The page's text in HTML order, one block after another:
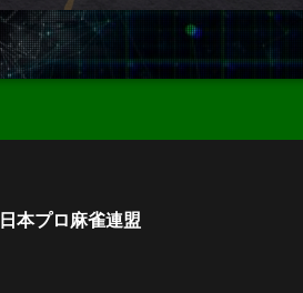
日本プロ麻雀連盟